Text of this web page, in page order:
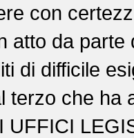
con
atto da
di difficile
terzo che ha
UFFICI